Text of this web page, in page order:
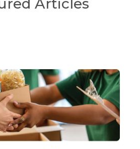
Articles